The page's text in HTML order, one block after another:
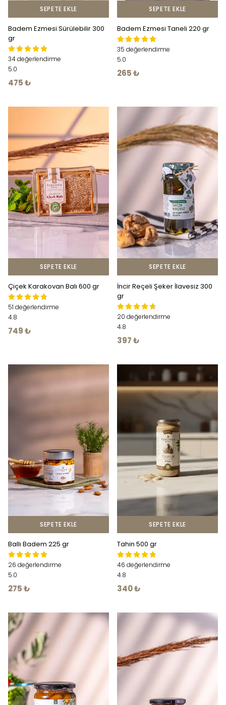
SEPETE EKLE
Badem Ezmesi Sürülebilir 300
gr
34 değerlendirme
5.0
475 ₺
SEPETE EKLE
Badem Ezmesi Taneli 220 gr
35 değerlendirme
5.0
265 ₺
SEPETE EKLE
Çiçek Karakovan Balı 600 gr
51 değerlendirme
4.8
749 ₺
SEPETE EKLE
İncir Reçeli Şeker İlavesiz 300
gr
20 değerlendirme
4.8
397 ₺
SEPETE EKLE
Ballı Badem 225 gr
26 değerlendirme
5.0
275 ₺
SEPETE EKLE
Tahin 500 gr
46 değerlendirme
4.8
340 ₺